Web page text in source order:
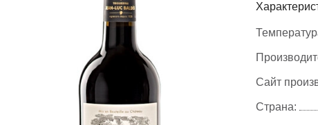
Сайт
Страна: